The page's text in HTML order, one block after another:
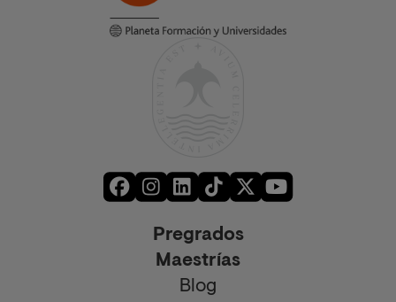
Pregrados
Maestrías
Blog